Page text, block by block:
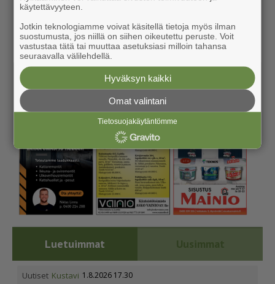
Luetuimmat Uusimmat
Uutiset Kustavi 1.8.2026 17.30
käytettävyyteen.
Jotkin teknologiamme voivat käsitellä tietoja myös ilman
suostumusta, jos niillä on siihen oikeutettu peruste. Voit
vastustaa tätä tai muuttaa asetuksiasi milloin tahansa
seuraavalla välilehdellä.
Hyväksyn kaikki
Omat valintani
Tietosuojakäytäntömme